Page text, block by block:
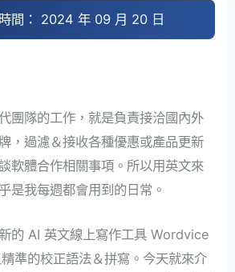
間： 2024 年 09 月 20 日
團隊的工作，就是負責接洽國內外
，過濾＆接收各種優惠或產品更新
軟體合作相關事項。所以用英文來
是我每週都會用到的日常。
的 AI 英文線上寫作工具 Wordvice
準的校正語法＆拼寫。今天就來介